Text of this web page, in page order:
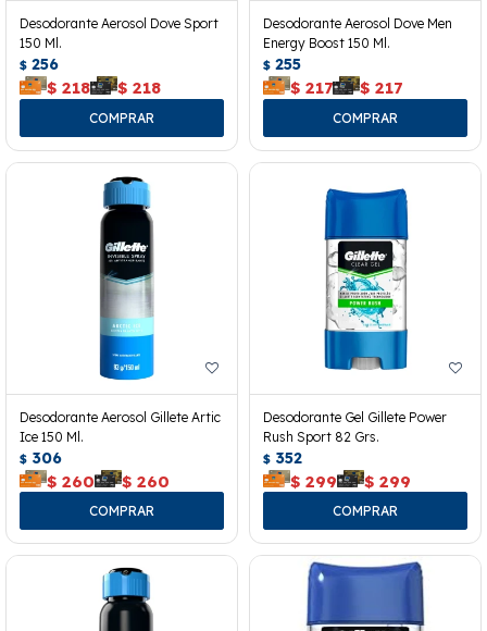
Desodorante Aerosol Dove Sport
150 Ml.
$ 256
$ 218 $ 218
Desodorante Aerosol Dove Men
Energy Boost 150 Ml.
$ 255
$ 217 $ 217
Desodorante Aerosol Gillete Artic
Ice 150 Ml.
$ 306
$ 260 $ 260
Desodorante Gel Gillete Power
Rush Sport 82 Grs.
$ 352
$ 299 $ 299